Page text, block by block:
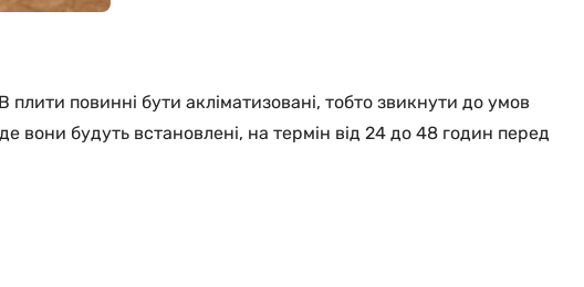
повинні бути акліматизовані, тобто звикнути до умов
будуть встановлені, на термін від 24 до 48 годин перед